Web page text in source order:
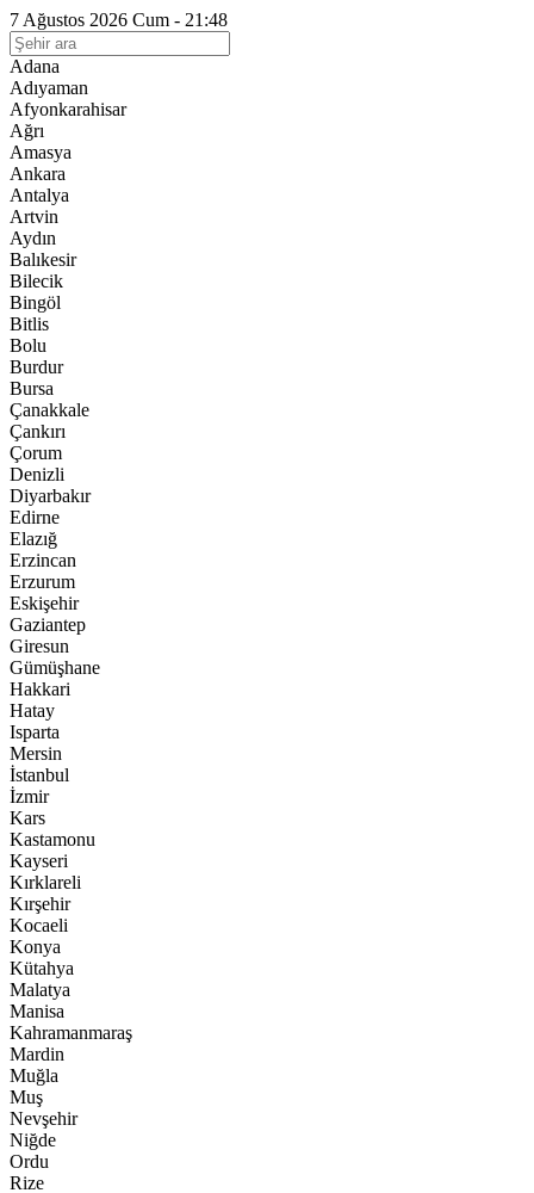
7 Ağustos 2026 Cum - 21:48
Adana
Adıyaman
Afyonkarahisar
Ağrı
Amasya
Ankara
Antalya
Artvin
Aydın
Balıkesir
Bilecik
Bingöl
Bitlis
Bolu
Burdur
Bursa
Çanakkale
Çankırı
Çorum
Denizli
Diyarbakır
Edirne
Elazığ
Erzincan
Erzurum
Eskişehir
Gaziantep
Giresun
Gümüşhane
Hakkari
Hatay
Isparta
Mersin
İstanbul
İzmir
Kars
Kastamonu
Kayseri
Kırklareli
Kırşehir
Kocaeli
Konya
Kütahya
Malatya
Manisa
Kahramanmaraş
Mardin
Muğla
Muş
Nevşehir
Niğde
Ordu
Rize